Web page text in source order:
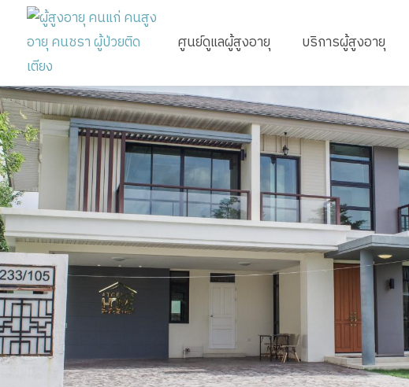
ศูนย์ดูแลผู้สูงอายุ บริการผู้สูงอายุ